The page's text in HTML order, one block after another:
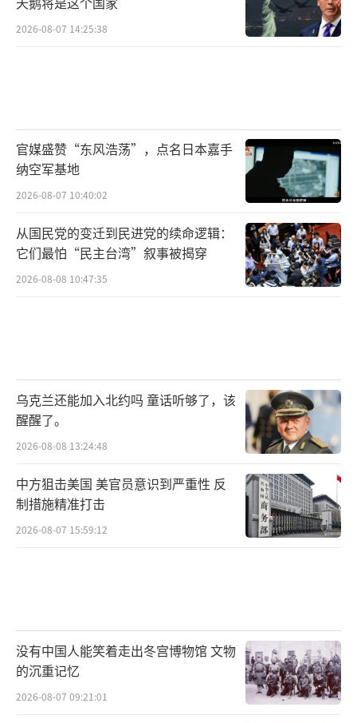
2026-08-07 14:25:38
官媒盛赞“东风浩荡”，点名日本嘉手
纳空军基地
2026-08-07 10:40:02
从国民党的变迁到民进党的续命逻辑：
它们最怕“民主台湾”叙事被揭穿
2026-08-08 10:47:35
乌克兰还能加入北约吗 童话听够了，该
醒醒了。
2026-08-08 13:24:48
中方狙击美国 美官员意识到严重性 反
制措施精准打击
2026-08-07 15:59:12
没有中国人能笑着走出冬宫博物馆 文物
的沉重记忆
2026-08-07 09:21:01